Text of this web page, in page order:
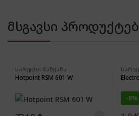
მსგავსი
სარეცხი მანქანა
Hotpoint RSM 601 W
-8%